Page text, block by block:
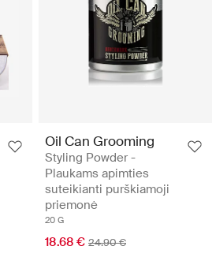
Oil Can Grooming
Styling Powder -
Plaukams apimties
suteikianti purškiamoji
priemonė
20 G
18.68 € 24.90 €